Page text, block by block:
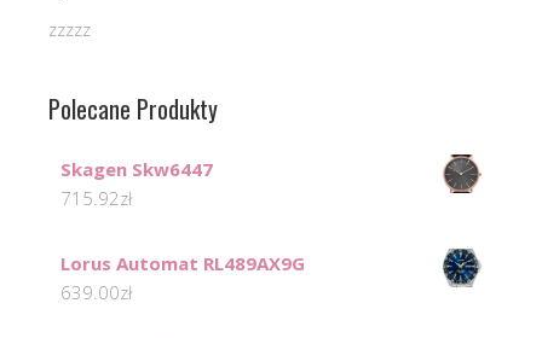
zzzzz
Polecane Produkty
Skagen Skw6447
715.92zł
Lorus Automat RL489AX9G
639.00zł